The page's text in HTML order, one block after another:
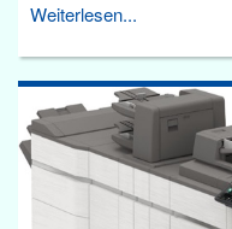
Weiterlesen...